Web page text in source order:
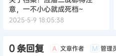
意，一不小心就成死档~
2025-5-9 18:05:38
0 条回复 A 文章作者 M 管理